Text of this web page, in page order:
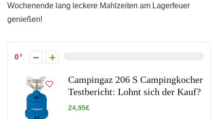
Wochenende lang leckere Mahlzeiten am Lagerfeuer
genießen!
0
Campingaz 206 S Campingkocher
Testbericht: Lohnt sich der Kauf?
24,95€